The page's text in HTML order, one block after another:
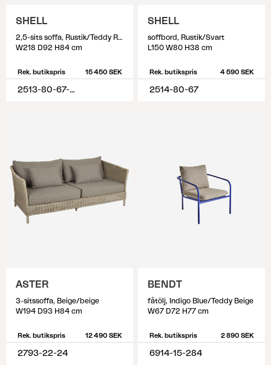
SHELL
2,5-sits soffa, Rustik/Teddy Rice
W218 D92 H84 cm
Rek. butikspris 15 450 SEK
2513-80-67-282
SHELL
soffbord, Rustik/Svart
L150 W80 H38 cm
Rek. butikspris 4 590 SEK
2514-80-67
ASTER
3-sitssoffa, Beige/beige
W194 D93 H84 cm
Rek. butikspris 12 490 SEK
2793-22-24
BENDT
fåtölj, Indigo Blue/Teddy Beige
W67 D72 H77 cm
Rek. butikspris 2 890 SEK
6914-15-284